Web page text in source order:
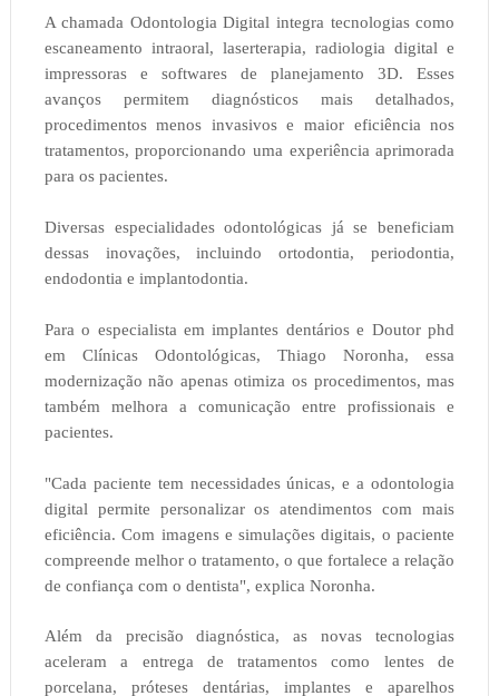
A chamada Odontologia Digital integra tecnologias como
escaneamento intraoral, laserterapia, radiologia digital e
impressoras e softwares de planejamento 3D. Esses
avanços permitem diagnósticos mais detalhados,
procedimentos menos invasivos e maior eficiência nos
tratamentos, proporcionando uma experiência aprimorada
para os pacientes.
Diversas especialidades odontológicas já se beneficiam
dessas inovações, incluindo ortodontia, periodontia,
endodontia e implantodontia.
Para o especialista em implantes dentários e Doutor phd
em Clínicas Odontológicas, Thiago Noronha, essa
modernização não apenas otimiza os procedimentos, mas
também melhora a comunicação entre profissionais e
pacientes.
"Cada paciente tem necessidades únicas, e a odontologia
digital permite personalizar os atendimentos com mais
eficiência. Com imagens e simulações digitais, o paciente
compreende melhor o tratamento, o que fortalece a relação
de confiança com o dentista", explica Noronha.
Além da precisão diagnóstica, as novas tecnologias
aceleram a entrega de tratamentos como lentes de
porcelana, próteses dentárias, implantes e aparelhos